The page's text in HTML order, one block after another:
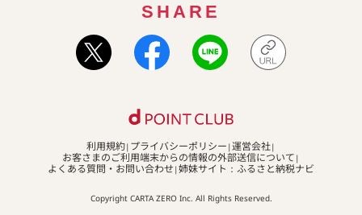
SHARE
利用規約 プライバシーポリシー 運営会社
お客さまのご利用端末からの情報の外部送信について
よくある質問・お問い合わせ 姉妹サイト：ふるさと納税ナビ
Copyright CARTA ZERO Inc. All Rights Reserved.